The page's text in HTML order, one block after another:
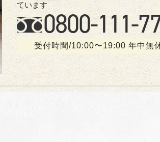
ています
0800-111-
受付時間/10:00〜19:00 年中無